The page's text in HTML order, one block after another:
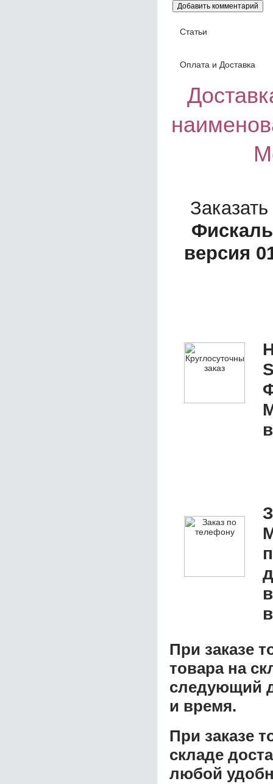
Статьи
Оплата и Доставка
версия
При заказе
товара на
следующий
и время.
При заказе
складе
любой